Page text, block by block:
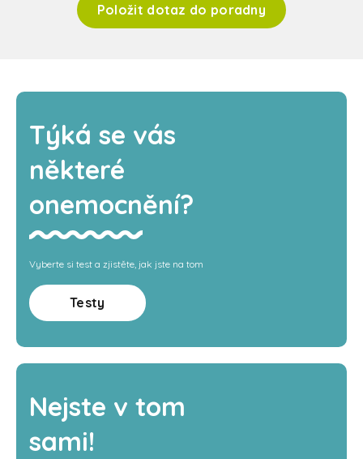
Položit dotaz do poradny
Týká se vás
některé
onemocnění?
Vyberte si test a zjistěte, jak jste na tom
Testy
Nejste v tom
sami!